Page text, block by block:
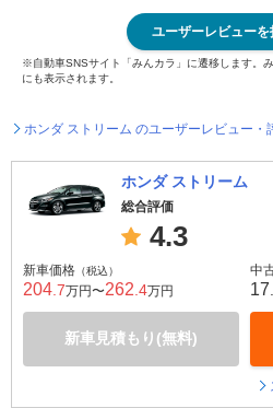
ユーザーレビューを
※自動車SNSサイト「みんカラ」に遷移します。
にも表示されます。
ホンダ ストリーム のユーザーレビュー・
ホンダ ストリーム
総合評価
4.3
新車価格 （税込）
204 .7万円〜262 .4万円
新車見積もり(無料)
中
17